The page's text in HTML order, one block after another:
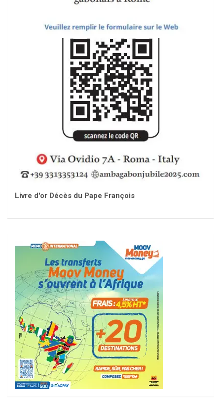
Livre d'or Décès du Pape François